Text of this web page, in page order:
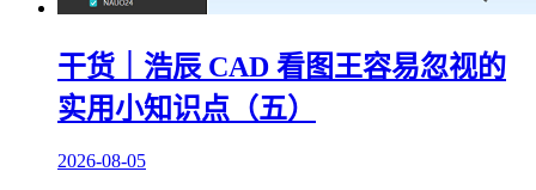
干货｜浩辰 CAD 看图王容易忽视的
实用小知识点（五）
2026-08-05